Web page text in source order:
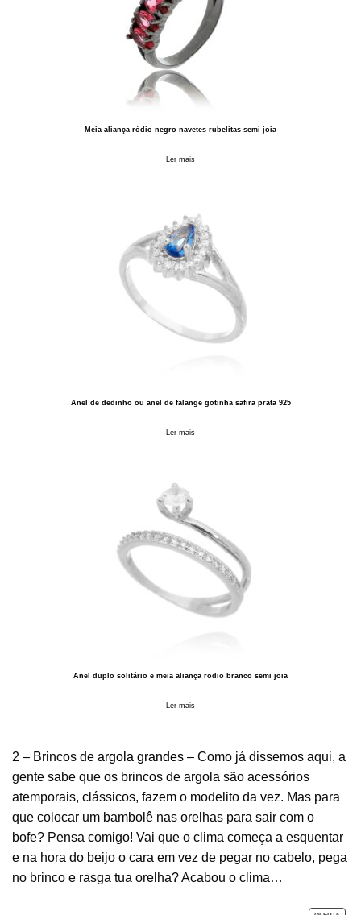
Meia aliança ródio negro navetes rubelitas semi joia
Ler mais
Anel de dedinho ou anel de falange gotinha safira prata 925
Ler mais
Anel duplo solitário e meia aliança rodio branco semi joia
Ler mais
2 – Brincos de argola grandes – Como já dissemos aqui, a
gente sabe que os brincos de argola são acessórios
atemporais, clássicos, fazem o modelito da vez. Mas para
que colocar um bambolê nas orelhas para sair com o
bofe? Pensa comigo! Vai que o clima começa a esquentar
e na hora do beijo o cara em vez de pegar no cabelo, pega
no brinco e rasga tua orelha? Acabou o clima…